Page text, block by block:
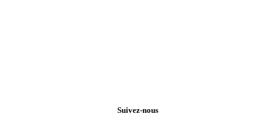
Suivez-nous